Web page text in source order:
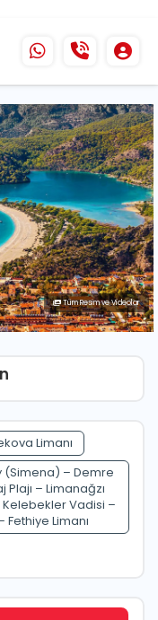
Tüm Resim ve Videolar
Limanı
(Simena) – Demre
– Limanağzı
Kelebekler Vadisi –
Fethiye Limanı